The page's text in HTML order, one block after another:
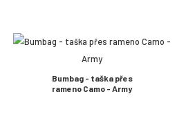
Bumbag - taška přes
rameno Camo - Army